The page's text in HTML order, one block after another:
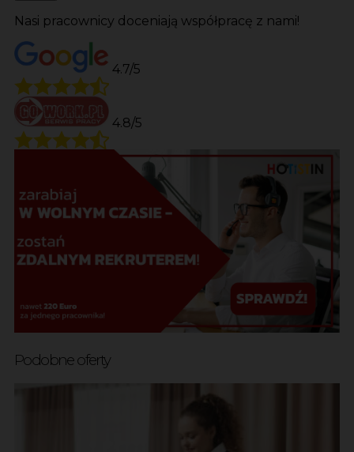
Nasi pracownicy doceniają współpracę z nami!
4.7/5
4.8/5
Podobne oferty